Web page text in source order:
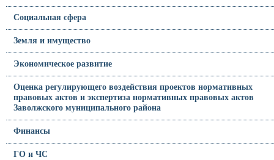
Социальная сфера
Земля и имущество
Экономическое развитие
Оценка регулирующего воздействия проектов нормативных
правовых актов и экспертиза нормативных правовых актов
Заволжского муниципального района
Финансы
ГО и ЧС